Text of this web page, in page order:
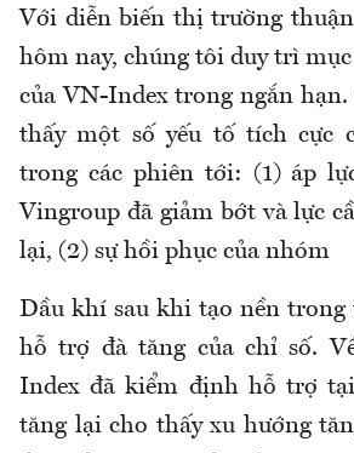
Với diễn biến thị trường
hôm nay, chúng tôi duy trì mục
của VN-Index trong ngắn
thấy một số yếu tố tích cực
trong các phiên tới: (1) áp
Vingroup đã giảm bớt và lực
lại, (2) sự hồi phục của nhóm
Dầu khí sau khi tạo nền trong
hỗ trợ đà tăng của chỉ số.
Index đã kiểm định hỗ trợ
tăng lại cho thấy xu hướng